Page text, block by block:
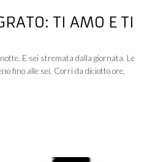
TI AMO E TI
E sei stremata dalla giornata. Le
fino alle sei. Corri da diciotto ore,